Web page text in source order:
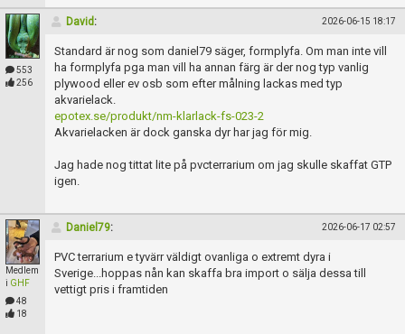
553
256
David: 2026-06-15 18:17
Standard är nog som daniel79 säger, formplyfa. Om man inte vill
ha formplyfa pga man vill ha annan färg är der nog typ vanlig
plywood eller ev osb som efter målning lackas med typ
akvarielack.
epotex.se/produkt/nm-klarlack-fs-023-2
Akvarielacken är dock ganska dyr har jag för mig.
Jag hade nog tittat lite på pvcterrarium om jag skulle skaffat GTP
igen.
Medlem
i GHF
48
18
Daniel79: 2026-06-17 02:57
PVC terrarium e tyvärr väldigt ovanliga o extremt dyra i
Sverige...hoppas nån kan skaffa bra import o sälja dessa till
vettigt pris i framtiden